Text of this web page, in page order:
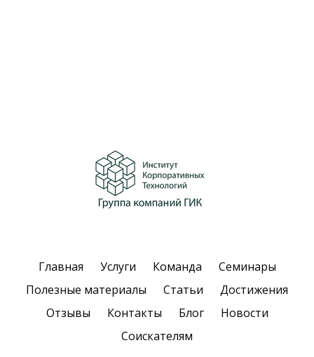
Главная Услуги Команда
Семинары
Полезные материалы
Статьи
Достижения
Отзывы
Контакты Блог
Новости
Соискателям